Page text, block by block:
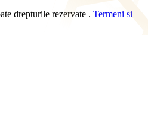
drepturile rezervate . Termeni si